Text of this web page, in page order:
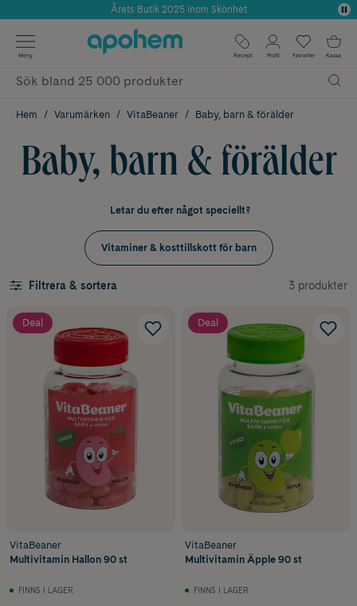
Använd kod: SOMMAR20 för 20% över 649kr
✓ Fri frakt
✓ Poäng på alla köp*
Meny Recept Profil Favoriter Kassa
Hem Varumärken VitaBeaner Baby, barn & förälder
Baby, barn & förälder
Letar du efter något speciellt?
Vitaminer & kosttillskott för barn
Filtrera & sortera 3 produkter
Deal
VitaBeaner
Multivitamin Hallon 90 st
FINNS I LAGER
Deal
VitaBeaner
Multivitamin Äpple 90 st
FINNS I LAGER